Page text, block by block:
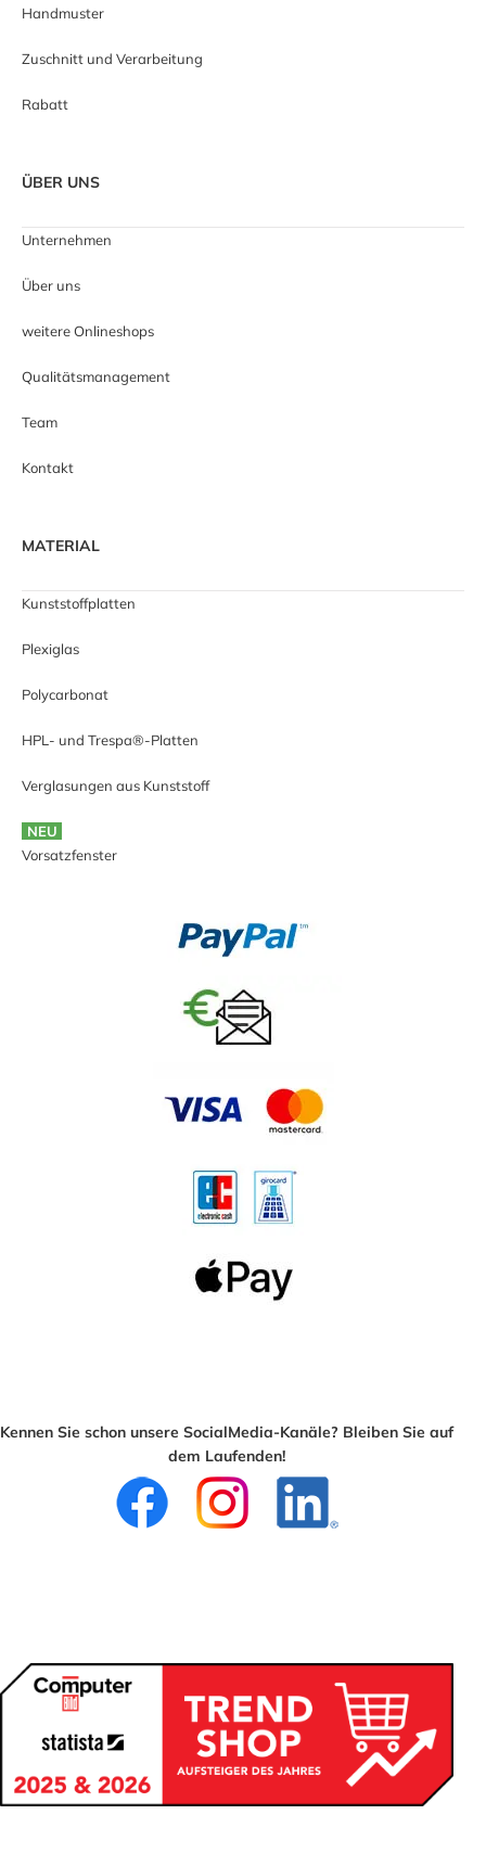
Handmuster
Zuschnitt und Verarbeitung
Rabatt
ÜBER UNS
Unternehmen
Über uns
weitere Onlineshops
Qualitätsmanagement
Team
Kontakt
MATERIAL
Kunststoffplatten
Plexiglas
Polycarbonat
HPL- und Trespa®-Platten
Verglasungen aus Kunststoff
NEU
Vorsatzfenster
Kennen Sie schon unsere SocialMedia-Kanäle? Bleiben Sie auf
dem Laufenden!